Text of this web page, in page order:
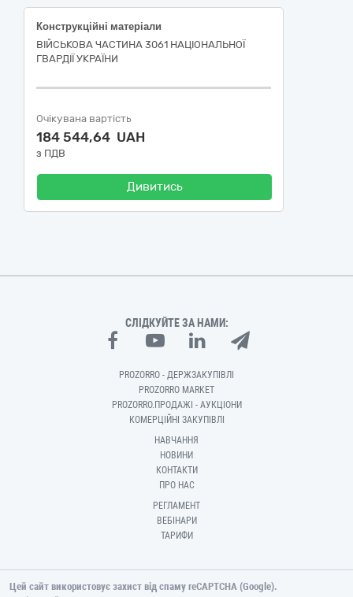
Конструкційні матеріали
ВІЙСЬКОВА ЧАСТИНА 3061 НАЦІОНАЛЬНОЇ
ГВАРДІЇ УКРАЇНИ
Очікувана вартість
184 544,64 UAH
з ПДВ
Дивитись
СЛІДКУЙТЕ ЗА НАМИ:
PROZORRO - ДЕРЖЗАКУПІВЛІ
PROZORRO MARKET
PROZORRO.ПРОДАЖІ - АУКЦІОНИ
КОМЕРЦІЙНІ ЗАКУПІВЛІ
НАВЧАННЯ
НОВИНИ
КОНТАКТИ
ПРО НАС
РЕГЛАМЕНТ
ВЕБІНАРИ
ТАРИФИ
Цей сайт використовує захист від спаму reCAPTCHA (Google).